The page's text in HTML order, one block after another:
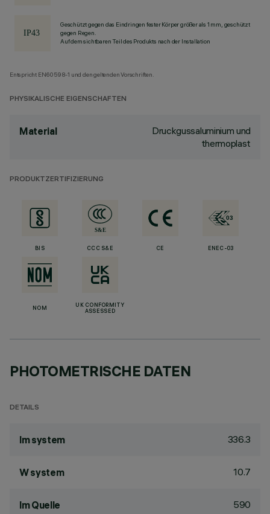
Geschützt gegen das Eindringen fester Körper größer als 1 mm, geschützt
gegen Regen.
Auf dem sichtbaren Teil des Produkts nach der Installation
Entspricht EN60598-1 und den geltenden Vorschriften.
PHYSIKALISCHE EIGENSCHAFTEN
Material
Druckgussaluminium und
thermoplast
PRODUKTZERTIFIZIERUNG
BIS CCC S&E CE ENEC-03
NOM
UK CONFORMITY
ASSESSED
PHOTOMETRISCHE DATEN
DETAILS
lm system 336.3
W system 10.7
lm Quelle 590